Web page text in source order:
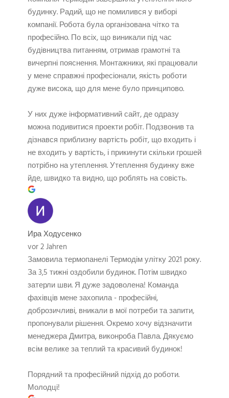
будинку. Радий, що не помилився у виборі
компанії. Робота була організована чітко та
професійно. По всіх, що виникали під час
будівництва питанням, отримав грамотні та
вичерпні пояснення. Монтажники, які працювали
у мене справжні професіонали, якість роботи
дуже висока, що для мене було принципово.
У них дуже інформативний сайт, де одразу
можна подивитися проекти робіт. Подзвонив та
дізнався приблизну вартість робіт, що входить і
не входить у вартість, і прикинути скільки грошей
потрібно на утеплення. Утеплення будинку вже
йде, швидко та видно, що роблять на совість.
Ира Ходусенко
vor 2 Jahren
Замовила термопанелі Термодім улітку 2021 року.
За 3,5 тижні оздобили будинок. Потім швидко
затерли шви. Я дуже задоволена! Команда
фахівців мене захопила - професійні,
доброзичливі, вникали в мої потреби та запити,
пропонували рішення. Окремо хочу відзначити
менеджера Дмитра, виконроба Павла. Дякуємо
всім велике за теплий та красивий будинок!
Порядний та професійний підхід до роботи.
Молодці!